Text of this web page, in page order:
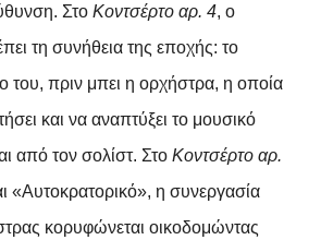
Στο Κοντσέρτο αρ. 4, ο
τη συνήθεια της εποχής: το
του, πριν μπει η ορχήστρα, η οποία
και να αναπτύξει το μουσικό
από τον σολίστ. Στο Κοντσέρτο αρ.
«Αυτοκρατορικό», η συνεργασία
κορυφώνεται οικοδομώντας